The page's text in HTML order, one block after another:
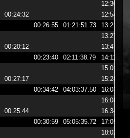
12:30:23
00:24:32
12:54:56
00:26:55 01:21:51.73
13:21:51
13:27:45
00:20:12
13:47:58
00:23:40 02:11:38.79
14:11:38
15:01:36
00:27:17
15:28:54
00:34:42 04:03:37.50
16:03:37
16:08:52
00:25:44
16:34:36
00:30:59 05:05:35.72
17:05:35
18:02:01